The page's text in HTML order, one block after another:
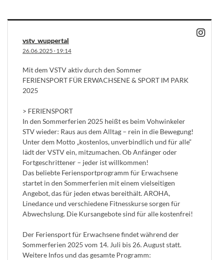
vstv_wuppertal
26.06.2025 · 19:14
Mit dem VSTV aktiv durch den Sommer
FERIENSPORT FÜR ERWACHSENE & SPORT IM PARK
2025
> FERIENSPORT
In den Sommerferien 2025 heißt es beim Vohwinkeler
STV wieder: Raus aus dem Alltag – rein in die Bewegung!
Unter dem Motto „kostenlos, unverbindlich und für alle“
lädt der VSTV ein, mitzumachen. Ob Anfänger oder
Fortgeschrittener – jeder ist willkommen!
Das beliebte Feriensportprogramm für Erwachsene
startet in den Sommerferien mit einem vielseitigen
Angebot, das für jeden etwas bereithält. AROHA,
Linedance und verschiedene Fitnesskurse sorgen für
Abwechslung. Die Kursangebote sind für alle kostenfrei!
Der Feriensport für Erwachsene findet während der
Sommerferien 2025 vom 14. Juli bis 26. August statt.
Weitere Infos und das gesamte Programm: